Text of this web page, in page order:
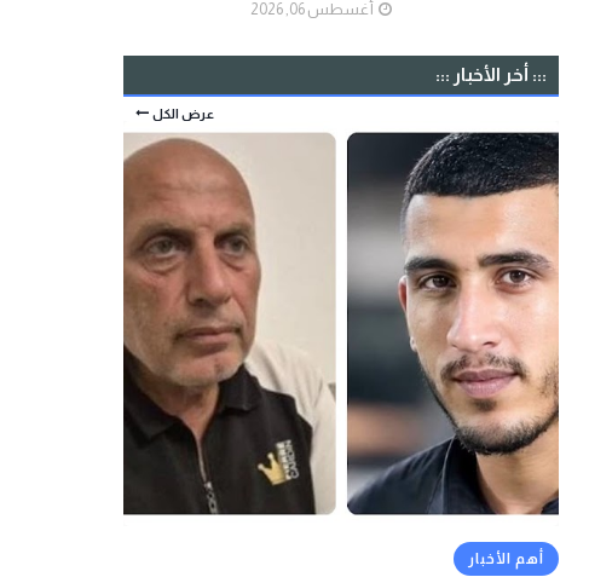
أغسطس 06, 2026
::: أخر الأخبار :::
عرض الكل
أهم الأخبار